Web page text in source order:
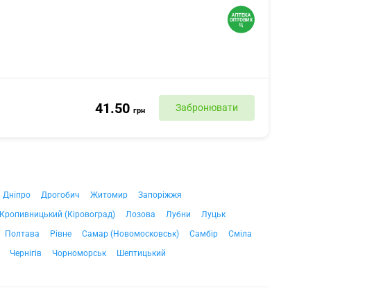
41.50 грн Забронювати
Дніпро Дрогобич Житомир
Запоріжжя
Кропивницький (Кіровоград) Лозова Лубни
Луцьк
Полтава Рівне Самар (Новомосковськ) Самбір
Сміла
Чернігів Чорноморськ Шептицький